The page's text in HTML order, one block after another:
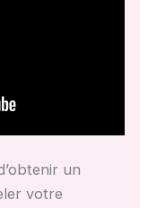
un
votre